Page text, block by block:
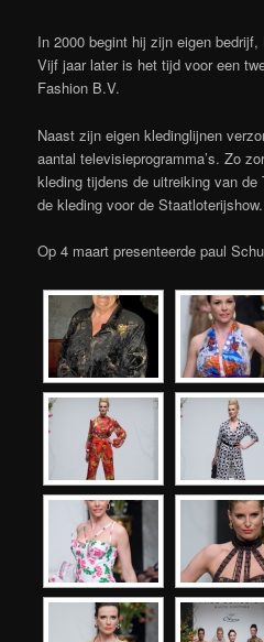
In 2000 begint hij zijn eigen
Vijf jaar later is het tijd voor een
Fashion B.V.
Naast zijn eigen kledinglijnen
aantal televisieprogramma’s. Zo
kleding tijdens de uitreiking van de
de kleding voor de Staatloterijshow.
Op 4 maart presenteerde paul